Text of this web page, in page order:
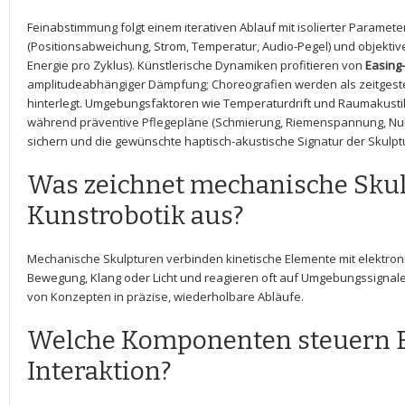
Feinabstimmung folgt ​einem iterativen Ablauf mit isolierter
(Positionsabweichung, Strom, Temperatur, Audio-Pegel)⁣ und
Energie pro‍ Zyklus).‌ Künstlerische ‌Dynamiken profitieren von
amplitudeabhängiger Dämpfung;⁣ Choreografien werden ‌als
hinterlegt. Umgebungsfaktoren wie⁣ Temperaturdrift⁢ und
während präventive Pflegepläne (Schmierung, Riemenspannung,
sichern und die gewünschte haptisch-akustische ‌Signatur der‌
Was ⁤zeichnet mechanische
Kunstrobotik⁣ aus?
Mechanische Skulpturen verbinden kinetische Elemente‌ mit
Bewegung,​ Klang oder ‍Licht‌ und reagieren oft ⁢auf
von ​Konzepten in präzise, wiederholbare Abläufe.
Welche Komponenten steuern
‌Interaktion?